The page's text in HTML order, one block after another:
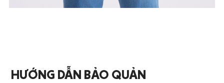
HƯỚNG DẪN BẢO QUẢN